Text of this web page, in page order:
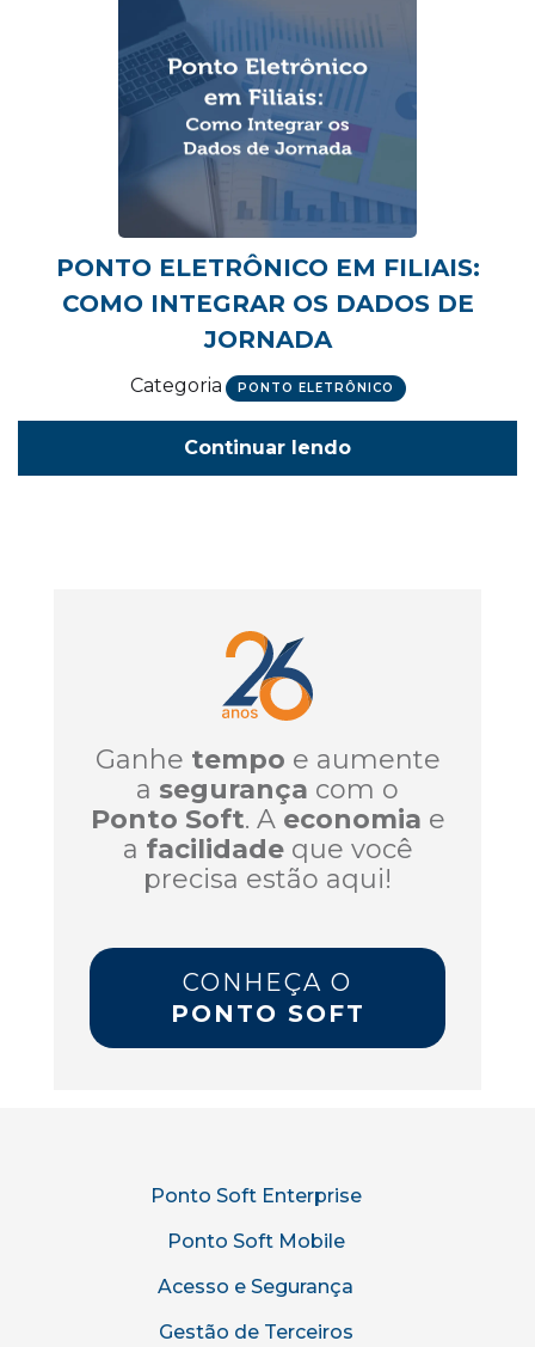
PONTO ELETRÔNICO EM FILIAIS:
COMO INTEGRAR OS DADOS DE
JORNADA
Categoria PONTO ELETRÔNICO
Continuar lendo
Ganhe tempo e aumente
a segurança com o
Ponto Soft. A economia e
a facilidadeque você
precisa estão aqui!
CONHEÇA O
PONTO SOFT
Ponto Soft Enterprise
Ponto Soft Mobile
Acesso e Segurança
Gestão de Terceiros